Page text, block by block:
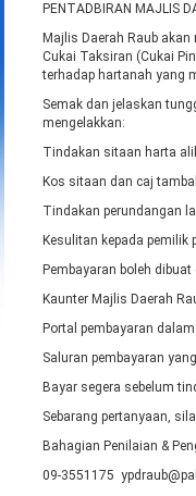
PENTADBIRAN MAJLIS
Majlis Daerah Raub
Cukai Taksiran (Cukai
terhadap hartanah yang
Semak dan jelaskan
mengelakkan:
Tindakan sitaan harta
Kos sitaan dan caj
Tindakan perundangan
Kesulitan kepada pemilik
Pembayaran boleh dibuat
Kaunter Majlis Daerah
Portal pembayaran
Saluran pembayaran
Bayar segera sebelum
Sebarang pertanyaan,
Bahagian Penilaian &
09-3551175